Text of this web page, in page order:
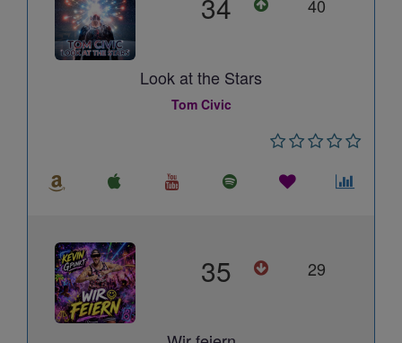
40
Look at the Stars
Tom Civic
35 29